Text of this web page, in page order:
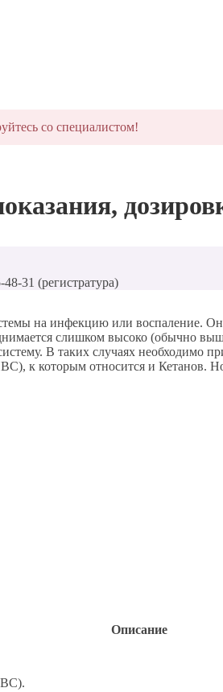
со специалистом!
31 (регистратура)
на инфекцию или воспаление.
слишком высоко (обычно
В таких случаях
к которым относится и Кетанов.
Описание